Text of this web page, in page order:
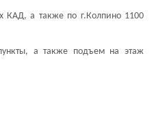
КАД, а также по г.Колпино 1100
а также подъем на этаж